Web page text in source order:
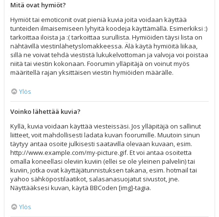
Mitä ovat hymiöt?
Hymiöt tai emoticonit ovat pieniä kuvia joita voidaan käyttää
tunteiden ilmaisemiseen lyhyitä koodeja käyttämällä. Esimerkiksi :)
tarkoittaa iloista ja :( tarkoittaa surullista. Hymiöiden täysi lista on
nähtävillä viestinlähetyslomakkeessa. Älä käytä hymiöitä liikaa,
sillä ne voivat tehdä viestistä lukukelvottoman ja valvoja voi poistaa
niitä tai viestin kokonaan. Foorumin ylläpitäjä on voinut myös
määritellä rajan yksittäisen viestin hymiöiden määrälle.
Ylös
Voinko lähettää kuvia?
Kyllä, kuvia voidaan käyttää viesteissäsi. Jos ylläpitäjä on sallinut
liitteet, voit mahdollisesti ladata kuvan foorumille. Muutoin sinun
täytyy antaa osoite julkisesti saatavilla olevaan kuvaan, esim.
http://www.example.com/my-picture.gif. Et voi antaa osoitetta
omalla koneellasi oleviin kuviin (ellei se ole yleinen palvelin) tai
kuviin, jotka ovat käyttäjätunnistuksen takana, esim. hotmail tai
yahoo sähköpostilaatikot, salasanasuojatut sivustot, jne.
Näyttääksesi kuvan, käytä BBCoden [img]-tagia.
Ylös